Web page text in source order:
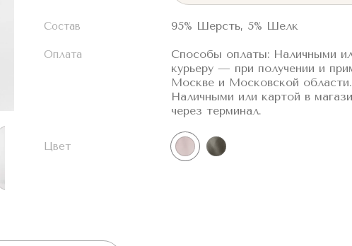
Состав 95% Шерсть, 5% Шелк
Оплата
Способы оплаты: Наличными
курьеру — при получении и
Москве и Московской области.
Наличными или картой в
через терминал.
Цвет